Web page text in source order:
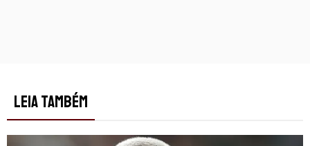
LEIA TAMBÉM